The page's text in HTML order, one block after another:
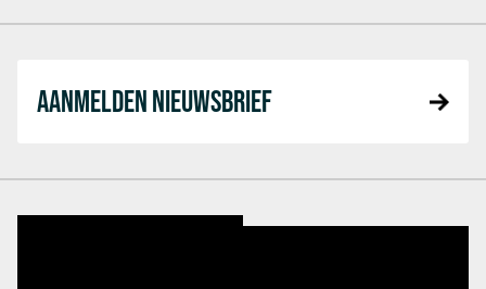
AANMELDEN NIEUWSBRIEF